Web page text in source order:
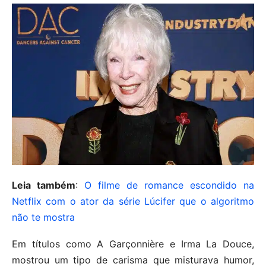
Leia também: O filme de romance escondido na
Netflix com o ator da série Lúcifer que o algoritmo
não te mostra
Em títulos como A Garçonnière e Irma La Douce,
mostrou um tipo de carisma que misturava humor,